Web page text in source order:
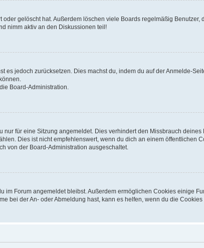
gelöscht hat. Außerdem löschen viele Boards regelmäßig Benutzer,
nimm aktiv an den Diskussionen teil!
jedoch zurücksetzen. Dies machst du, indem du auf der Anmelde-
Board-Administration.
für eine Sitzung angemeldet. Dies verhindert den Missbrauch
Dies ist nicht empfehlenswert, wenn du dich an einem öffentlichen
von der Board-Administration ausgeschaltet.
im Forum angemeldet bleibst. Außerdem ermöglichen Cookies einige
bei der An- oder Abmeldung hast, kann es helfen, wenn du die Cookies